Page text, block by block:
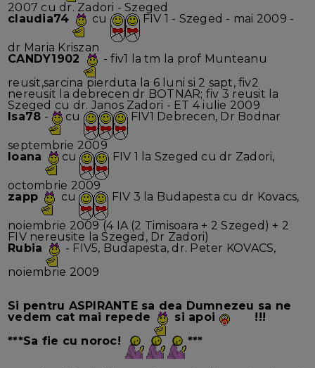
2007 cu dr. Zadori - Szeged
claudia74
cu FIV 1 - Szeged - mai 2009 -
dr Maria Kriszan
CANDY1902
- fiv1 la tm la prof Munteanu
reusit,sarcina pierduta la 6 luni si 2 sapt, fiv2
nereusit la debrecen dr BOTNAR; fiv 3 reusit la
Szeged cu dr. Janos Zadori - ET 4 iulie 2009
Isa78 - cu FIV1 Debrecen, Dr Bodnar
septembrie 2009
Ioana
cu FIV 1 la Szeged cu dr Zadori,
octombrie 2009
zapp
cu FIV 3 la Budapesta cu dr Kovacs,
noiembrie 2009 (4 IA (2 Timisoara + 2 Szeged) + 2
FIV nereusite la Szeged, Dr Zadori)
Rubia
- FIV5, Budapesta, dr. Peter KOVACS,
noiembrie 2009
Si pentru ASPIRANTEsa dea Dumnezeu sa ne
vedem cat mai repede
si apoi
!!!
***Sa fie cu noroc!
***